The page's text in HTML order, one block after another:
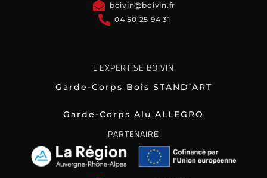
boivin@boivin.fr
04 50 25 94 31
L'EXPERTISE BOIVIN
Garde-Corps Bois STAND’ART
Garde-Corps Alu ALLEGRO
PARTENAIRE